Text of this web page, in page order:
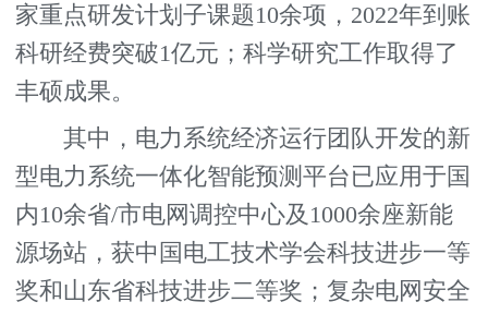
家重点研发计划子课题10余项，2022年到账
科研经费突破1亿元；科学研究工作取得了
丰硕成果。
其中，电力系统经济运行团队开发的新
型电力系统一体化智能预测平台已应用于国
内10余省/市电网调控中心及1000余座新能
源场站，获中国电工技术学会科技进步一等
奖和山东省科技进步二等奖；复杂电网安全